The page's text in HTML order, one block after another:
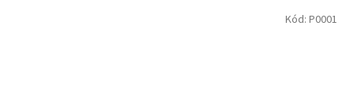
Kód: P0001